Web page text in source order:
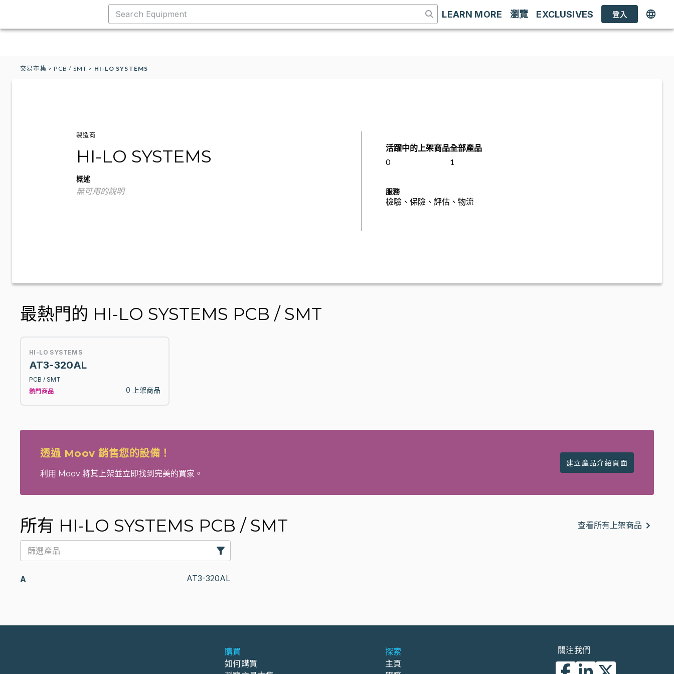
LEARN MORE 瀏覽 EXCLUSIVES 登入
交易市集 >PCB / SMT > HI-LO SYSTEMS
製造商
HI-LO SYSTEMS
概述
無可用的說明
活躍中的上架商品
0
全部產品
1
服務
檢驗、保險、評估、物流
最熱門的 HI-LO SYSTEMS PCB / SMT
HI-LO SYSTEMS
AT3-320AL
PCB / SMT
熱門商品
0 上架商品
透過 Moov 銷售您的設備！
利用 Moov 將其上架並立即找到完美的買家。
建立產品介紹頁面
所有 HI-LO SYSTEMS PCB / SMT 查看所有上架商品
A AT3-320AL
購買
如何購買
探索
主頁
關注我們